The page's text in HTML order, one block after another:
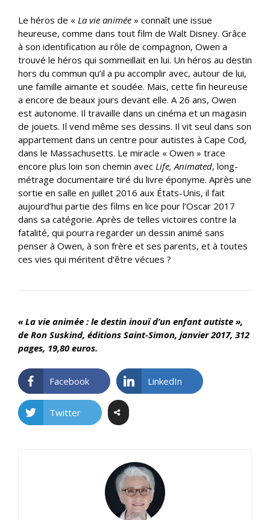
Le héros de « La vie animée » connaît une issue
heureuse, comme dans tout film de Walt Disney. Grâce
à son identification au rôle de compagnon, Owen a
trouvé le héros qui sommeillait en lui. Un héros au destin
hors du commun qu’il a pu accomplir avec, autour de lui,
une famille aimante et soudée. Mais, cette fin heureuse
a encore de beaux jours devant elle. A 26 ans, Owen
est autonome. Il travaille dans un cinéma et un magasin
de jouets. Il vend même ses dessins. Il vit seul dans son
appartement dans un centre pour autistes à Cape Cod,
dans le Massachusetts. Le miracle « Owen » trace
encore plus loin son chemin avec Life, Animated, long-
métrage documentaire tiré du livre éponyme. Après une
sortie en salle en juillet 2016 aux États-Unis, il fait
aujourd’hui partie des films en lice pour l’Oscar 2017
dans sa catégorie. Après de telles victoires contre la
fatalité, qui pourra regarder un dessin animé sans
penser à Owen, à son frère et ses parents, et à toutes
ces vies qui méritent d’être vécues ?
« La vie animée : le destin inouï d’un enfant autiste »,
de Ron Suskind, éditions Saint-Simon, janvier 2017, 312
pages, 19,80 euros.
Facebook LinkedIn
Twitter